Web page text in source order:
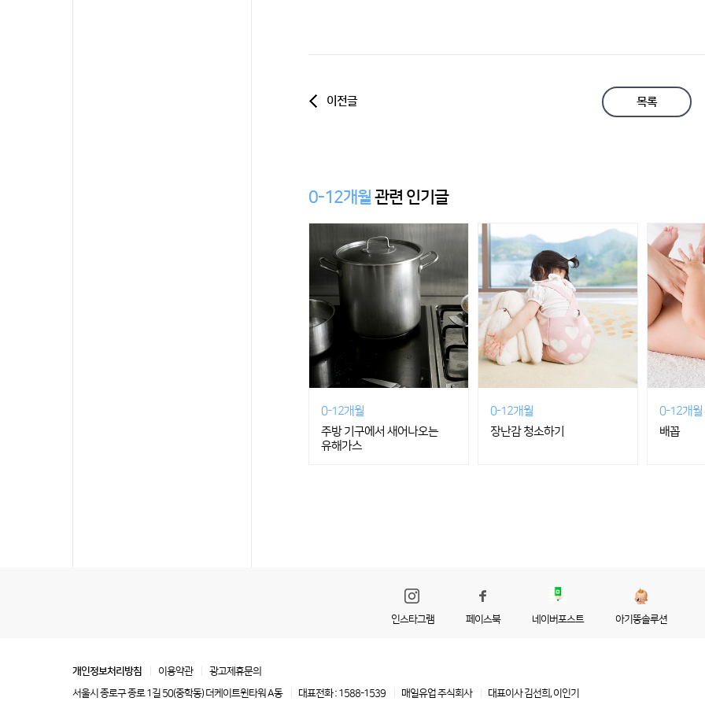
이전글 목록
0-12개월 관련 인기글
0-12개월
주방 기구에서 새어나오는
유해가스
0-12개월
장난감 청소하기
0-12개월
배꼽
인스타그램 페이스북 네이버포스트 아기똥솔루션
개인정보처리방침 이용약관
광고제휴문의
서울시 종로구 종로 1길 50(중학동) 더케이트윈타워 A동
대표전화 : 1588-1539 매일유업 주식회사 대표이사 김선희, 이인기